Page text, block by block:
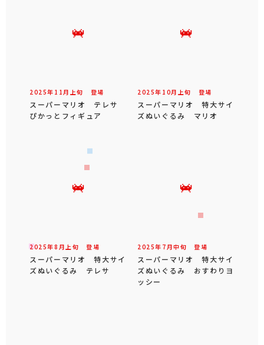
2025年 11 月 上旬 登場
スーパーマリオ テレサ
ぴかっとフィギュア
2025年 10月 上旬 登場
スーパーマリオ 特大サイ
ズぬいぐるみ マリオ
2025年8 月 上旬 登場
スーパーマリオ 特大サイ
ズぬいぐるみ テレサ
2025年 7 月中旬 登場
スーパーマリオ 特大サイ
ズぬいぐるみ おすわりヨ
ッシー